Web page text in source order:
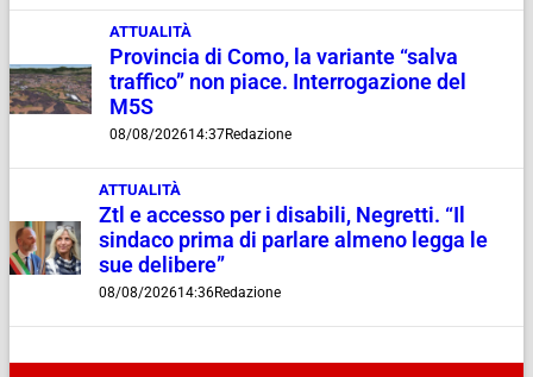
ATTUALITÀ
Provincia di Como, la variante “salva
traffico” non piace. Interrogazione del
M5S
08/08/202614:37Redazione
ATTUALITÀ
Ztl e accesso per i disabili, Negretti. “Il
sindaco prima di parlare almeno legga le
sue delibere”
08/08/202614:36Redazione